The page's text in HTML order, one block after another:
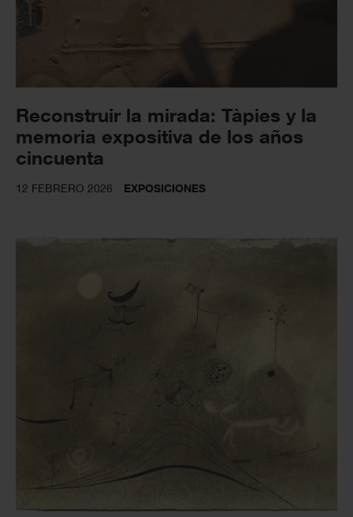
Reconstruir la mirada: Tàpies y la
memoria expositiva de los años
cincuenta
12 FEBRERO 2026 EXPOSICIONES